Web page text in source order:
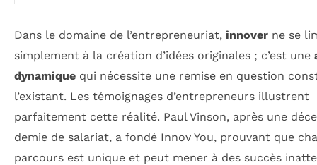
Dans le domaine de l’entrepreneuriat, innover ne se
simplement à la création d’idées originales ; c’est une
dynamique qui nécessite une remise en question
l’existant. Les témoignages d’entrepreneurs illustrent
parfaitement cette réalité. Paul Vinson, après une
demie de salariat, a fondé Innov You, prouvant que
parcours est unique et peut mener à des succès